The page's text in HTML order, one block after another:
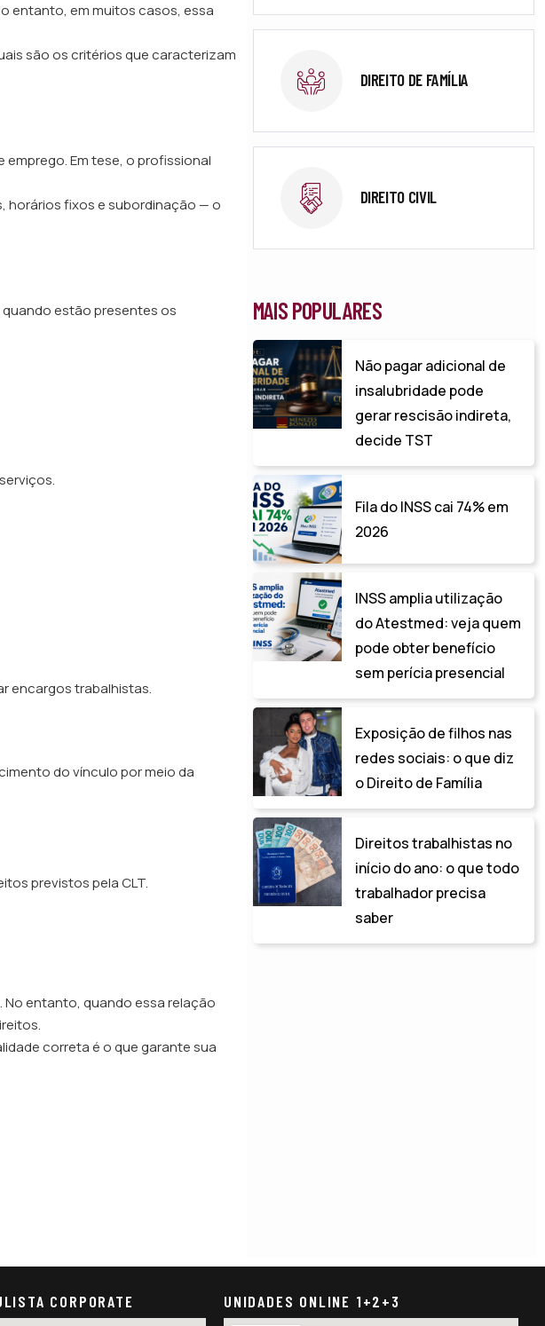
entanto, em muitos casos, essa
são os critérios que caracterizam
Em tese, o profissional
horários fixos e subordinação — o
estão presentes os
encargos trabalhistas.
do vínculo por meio da
previstos pela CLT.
No entanto, quando essa relação
correta é o que garante sua
DIREITO DE FAMÍLIA
DIREITO CIVIL
MAIS POPULARES
Não pagar adicional de
insalubridade pode
gerar rescisão indireta,
decide TST
Fila do INSS cai 74% em
2026
INSS amplia utilização
do Atestmed: veja quem
pode obter benefício
sem perícia presencial
Exposição de filhos nas
redes sociais: o que diz
o Direito de Família
Direitos trabalhistas no
início do ano: o que todo
trabalhador precisa
saber
CORPORATE UNIDADES ONLINE 1+2+3